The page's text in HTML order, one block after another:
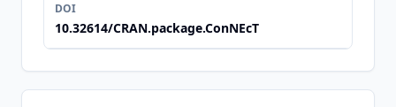
DOI
10.32614/CRAN.package.ConNEcT